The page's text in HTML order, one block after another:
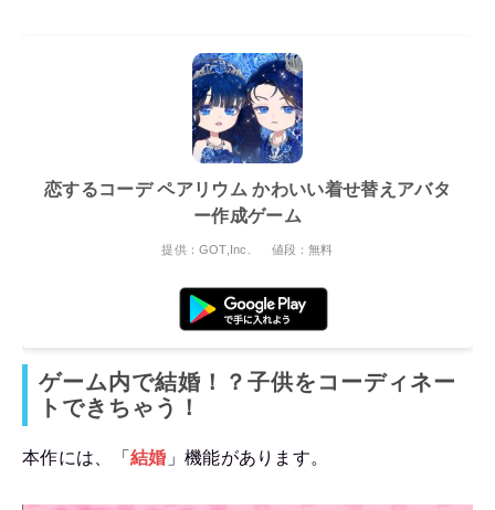
恋するコーデ ペアリウム かわいい着せ替えアバタ
ー作成ゲーム
提供：GOT,Inc. 値段：無料
ゲーム内で結婚！？子供をコーディネー
トできちゃう！
本作には、「 結婚 」機能があります。